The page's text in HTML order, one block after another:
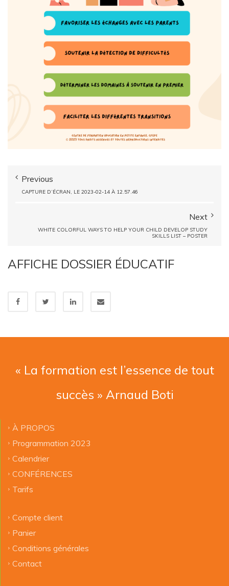
Previous
CAPTURE D’ÉCRAN, LE 2023-02-14 À 12.57.46
Next
WHITE COLORFUL WAYS TO HELP YOUR CHILD DEVELOP STUDY
SKILLS LIST – POSTER
AFFICHE DOSSIER ÉDUCATIF
« La formation est l’essence de tout
succès » Arnaud Boti
À PROPOS
Programmation 2023
Calendrier
CONFÉRENCES
Tarifs
Compte client
Panier
Conditions générales
Contact